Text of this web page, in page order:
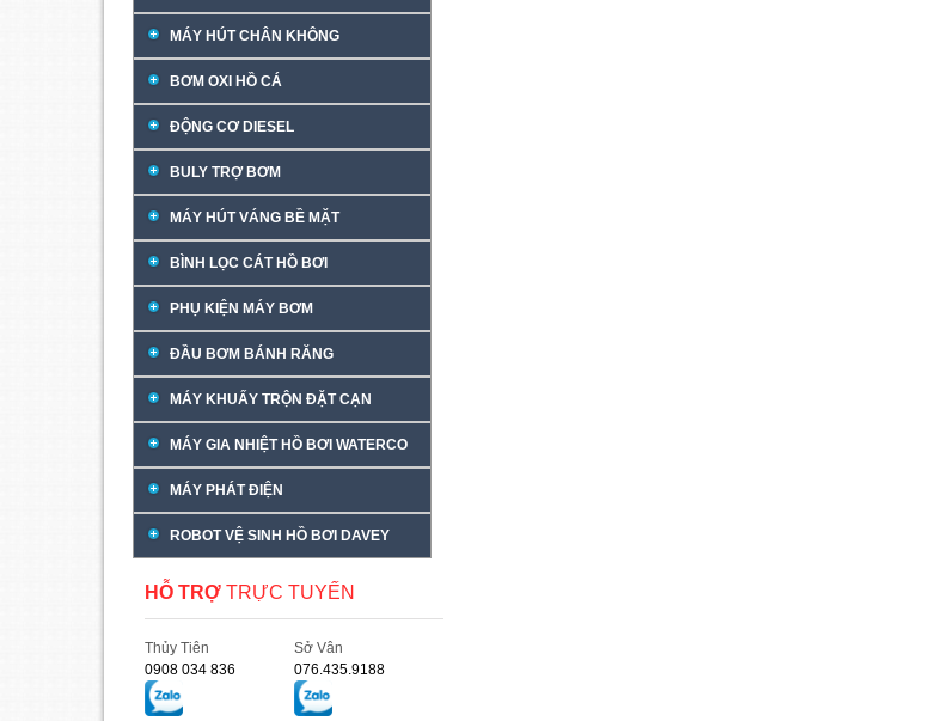
MÁY HÚT CHÂN KHÔNG
BƠM OXI HỒ CÁ
ĐỘNG CƠ DIESEL
BULY TRỢ BƠM
MÁY HÚT VÁNG BỀ MẶT
BÌNH LỌC CÁT HỒ BƠI
PHỤ KIỆN MÁY BƠM
ĐẦU BƠM BÁNH RĂNG
MÁY KHUẤY TRỘN ĐẶT CẠN
MÁY GIA NHIỆT HỒ BƠI WATERCO
MÁY PHÁT ĐIỆN
ROBOT VỆ SINH HỒ BƠI DAVEY
HỖ TRỢ TRỰC TUYẾN
Thủy Tiên
0908 034 836
Sở Vân
076.435.9188